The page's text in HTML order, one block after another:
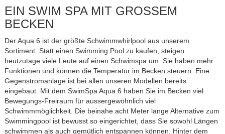
EIN SWIM SPA MIT GROSSEM
BECKEN
Der Aqua 6 ist der größte Schwimmwhirlpool aus unserem
Sortiment. Statt einen Swimming Pool zu kaufen, steigen
heutzutage viele Leute auf einen Schwimspa um. Sie haben mehr
Funktionen und können die Temperatur im Becken steuern. Eine
Gegenstromanlage ist bei allen unseren Modellen bereits
eingebaut. Mit dem SwimSpa Aqua 6 haben Sie im Becken viel
Bewegungs-Freiraum für aussergewöhnlich viel
Schwimmmöglichkeit. Die beinahe acht Meter lange Alternative zum
Swimmingpool ist bewusst so eingerichtet, dass Sie sowohl Längen
schwimmen als auch gemütlich entspannen können. Hinter dem